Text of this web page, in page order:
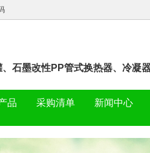
石墨改性PP管式换热器、冷凝
品 采购清单 新闻中心